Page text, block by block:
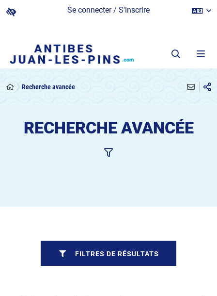
Se connecter / S'inscrire
Recherche avancée
RECHERCHE AVANCÉE
FILTRES DE RÉSULTATS